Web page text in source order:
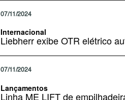
07/11/2024
Internacional
Liebherr exibe OTR elétrico
07/11/2024
Lançamentos
Linha ME LIFT de